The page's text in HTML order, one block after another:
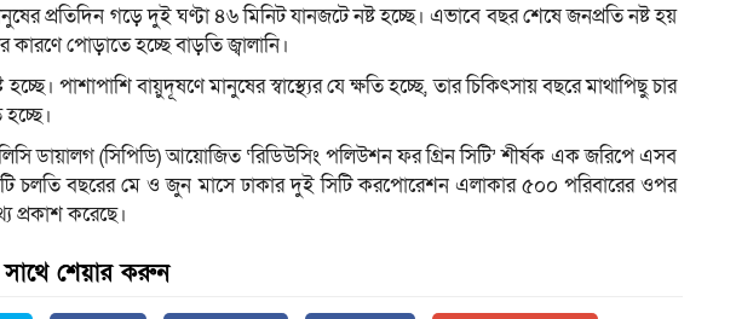
প্রতিদিন গড়ে দুই ঘণ্টা ৪৬ মিনিট যানজটে নষ্ট হচ্ছে। এভাবে বছর শেষে জনপ্রতি নষ্ট হয়
পোড়াতে হচ্ছে বাড়তি জ্বালানি।
পাশাপাশি বায়ুদূষণে মানুষের স্বাস্থ্যের যে ক্ষতি হচ্ছে, তার চিকিৎসায় বছরে মাথাপিছু চার
ডায়ালগ (সিপিডি) আয়োজিত ‘রিডিউসিং পলিউশন ফর গ্রিন সিটি’ শীর্ষক এক জরিপে এসব
চলতি বছরের মে ও জুন মাসে ঢাকার দুই সিটি করপোরেশন এলাকার ৫০০ পরিবারের ওপর
প্রকাশ করেছে।
শেয়ার করুন